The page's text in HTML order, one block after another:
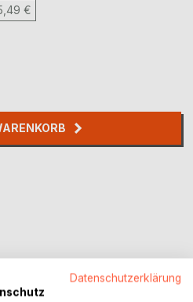
€
Datenschutzerklärung